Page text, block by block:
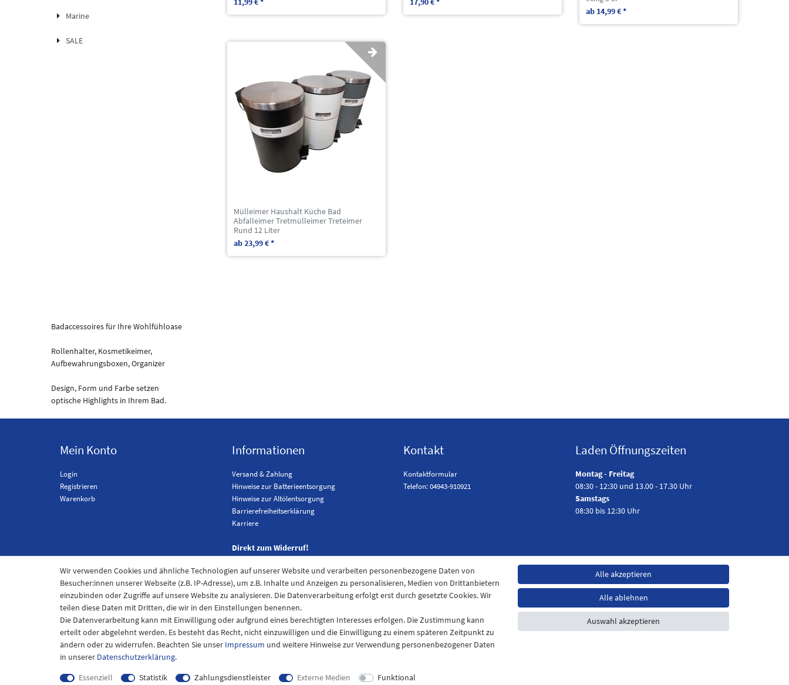
Marine
SALE
ab 14,99 € *
Mülleimer Haushalt Küche Bad
Abfalleimer Tretmülleimer Treteimer
Rund 12 Liter
ab 23,99 € *
Badaccessoires für Ihre Wohlfühloase
Rollenhalter, Kosmetikeimer,
Aufbewahrungsboxen, Organizer
Design, Form und Farbe setzen
optische Highlights in Ihrem Bad.
Mein Konto
Login
Registrieren
Warenkorb
Informationen
Versand & Zahlung
Hinweise zur Batterieentsorgung
Hinweise zur Altölentsorgung
Barrierefreiheitserklärung
Karriere
Direkt zum Widerruf!
Kontakt
Kontaktformular
Telefon: 04943-910921
Laden Öffnungszeiten
Montag - Freitag
08:30 - 12:30 und 13.00 - 17.30 Uhr
Samstags
08:30 bis 12:30 Uhr
Impressum Daten­schutz­erklärung AGB Widerrufs­recht
*inkl. MwSt. zzgl.Versandkosten
Wir verwenden Cookies und ähnliche Technologien auf unserer Website und verarbeiten personenbezogene Daten von
Besucher:innen unserer Webseite (z.B. IP-Adresse), um z.B. Inhalte und Anzeigen zu personalisieren, Medien von Drittanbietern
einzubinden oder Zugriffe auf unsere Website zu analysieren. Die Datenverarbeitung erfolgt erst durch gesetzte Cookies. Wir
teilen diese Daten mit Dritten, die wir in den Einstellungen benennen.
Die Datenverarbeitung kann mit Einwilligung oder aufgrund eines berechtigten Interesses erfolgen. Die Zustimmung kann
erteilt oder abgelehnt werden. Es besteht das Recht, nicht einzuwilligen und die Einwilligung zu einem späteren Zeitpunkt zu
ändern oder zu widerrufen. Beachten Sie unser Impressum und weitere Hinweise zur Verwendung personenbezogener Daten
in unserer Daten­schutz­erklärung.
Essenziell
Statistik Zahlungsdienstleister Externe Medien
Funktional
Alle akzeptieren
Alle ablehnen
Auswahl akzeptieren